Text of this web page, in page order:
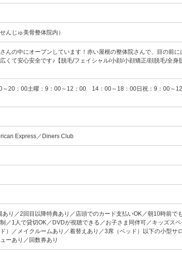
んじゅ美骨整体院内）
んの中にオープンしています！赤い屋根の整体院さんで、目の前に
くて安心安全です♪【脱毛/フェイシャル/小顔/小顔矯正/顔脱毛/全身
20：00土曜：9：00～12：00 14：00～18：00日祝：9：00
Express／Diners Club
り／2回目以降特典あり／店頭でのカード支払いOK／朝10時前で
／1人で貸切OK／DVDが視聴できる／お子さま同伴可／キッズス
）／メイクルームあり／着替えあり／3席（ベッド）以下の小型サ
ーあり／回数券あり